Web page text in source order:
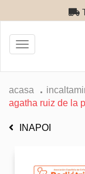
Toggle
navigation
acasa
agatha ruiz de la
INAPOI